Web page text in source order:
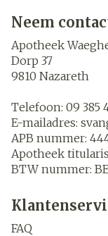
Neem
Apotheek
Dorp 37
9810 Nazareth
Telefoon: 09 385
E-mailadres:
APB nummer:
Apotheek
BTW nummer:
FAQ